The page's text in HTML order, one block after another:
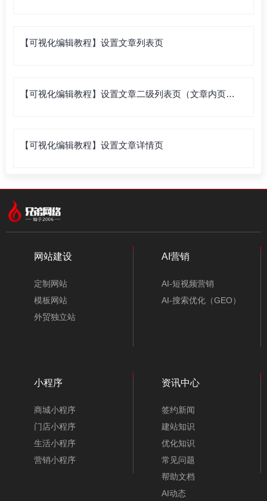
【可视化编辑教程】设置文章列表页
【可视化编辑教程】设置文章二级列表页（文章内页列
【可视化编辑教程】设置文章详情页
网站建设
定制网站
模板网站
外贸独立站
AI营销
AI-短视频营销
AI-搜索优化（GEO）
小程序
商城小程序
门店小程序
生活小程序
营销小程序
资讯中心
签约新闻
建站知识
优化知识
常见问题
帮助文档
AI动态